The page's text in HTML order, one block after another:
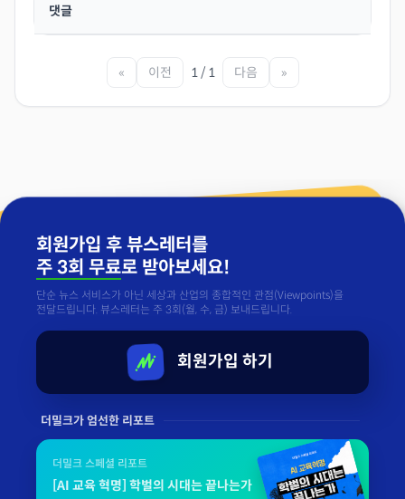
댓글
« 이전 1 / 1 다음 »
회원가입 후 뷰스레터를
주 3회 무료로 받아보세요!
단순 뉴스 서비스가 아닌 세상과 산업의 종합적인 관점(Viewpoints)을
전달드립니다. 뷰스레터는 주 3회(월, 수, 금) 보내드립니다.
회원가입 하기
더밀크가 엄선한 리포트
더밀크 스페셜 리포트
[AI 교육 혁명] 학벌의 시대는 끝나는가